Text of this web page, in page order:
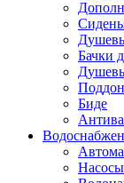
Бачки
Биде
Насосы